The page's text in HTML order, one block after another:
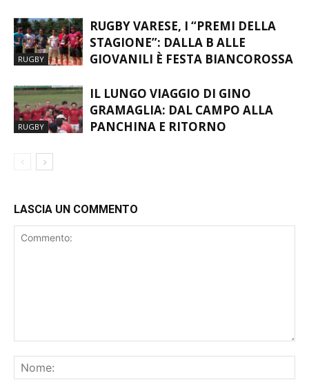
RUGBY
RUGBY VARESE, I “PREMI DELLA
STAGIONE”: DALLA B ALLE
GIOVANILI È FESTA BIANCOROSSA
RUGBY
IL LUNGO VIAGGIO DI GINO
GRAMAGLIA: DAL CAMPO ALLA
PANCHINA E RITORNO
LASCIA UN COMMENTO